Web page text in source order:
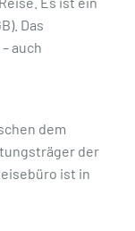
Das
auch
dem
der
ist in